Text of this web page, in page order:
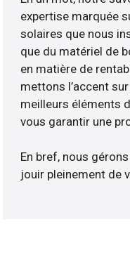
expertise marquée
solaires que nous
que du matériel de
en matière de
mettons l’accent
meilleurs éléments
vous garantir une
En bref, nous
jouir pleinement de